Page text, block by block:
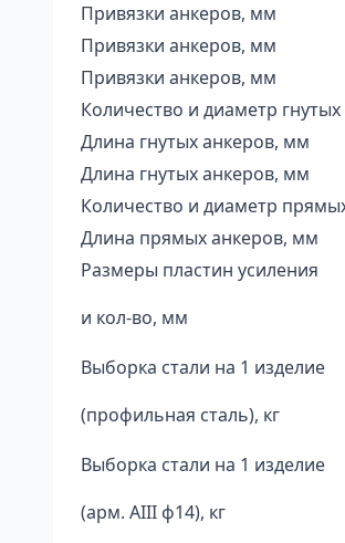
Привязки анкеров, мм
Привязки анкеров, мм
Привязки анкеров, мм
Количество и диаметр
Длина гнутых анкеров, мм
Длина гнутых анкеров, мм
Количество и диаметр
Длина прямых анкеров, мм
Размеры пластин усиления
и кол-во, мм
Выборка стали на 1 изделие
(профильная сталь), кг
Выборка стали на 1 изделие
(арм. AIII ф14), кг